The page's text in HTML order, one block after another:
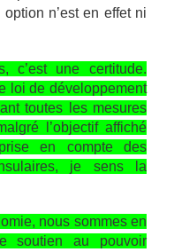
n’est en effet ni
c’est une certitude.
loi de développement
toutes les mesures
l’objectif affiché
en compte des
je sens la
nous sommes en
soutien au pouvoir